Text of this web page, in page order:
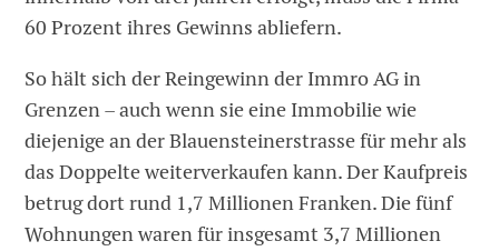
60 Prozent ihres Gewinns abliefern.
So hält sich der Reingewinn der Immro AG in
Grenzen – auch wenn sie eine Immobilie wie
diejenige an der Blauensteinerstrasse für mehr als
das Doppelte weiterverkaufen kann. Der Kaufpreis
betrug dort rund 1,7 Millionen Franken. Die fünf
Wohnungen waren für insgesamt 3,7 Millionen